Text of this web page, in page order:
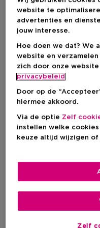
CHANEL
Les Beiges
website te
advertenties en
jouw interesse.
Hoe doen we dat? We
website en
zich door onze
privacybeleid
Door op de
hiermee akkoord.
Via de optie Zelf
instellen welke
keuze altijd wijzigen of
Zelf